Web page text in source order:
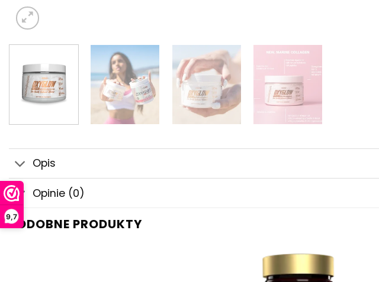
9,7
Opis
Opinie (0)
PODOBNE PRODUKTY